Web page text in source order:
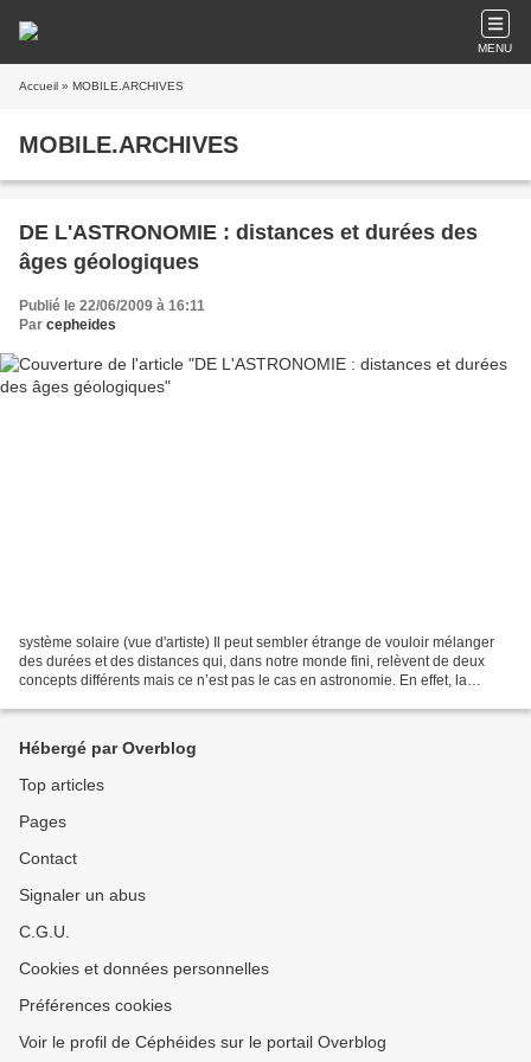
MENU
Accueil » MOBILE.ARCHIVES
MOBILE.ARCHIVES
DE L'ASTRONOMIE : distances et durées des
âges géologiques
Publié le 22/06/2009 à 16:11
Par cepheides
système solaire (vue d'artiste) Il peut sembler étrange de vouloir mélanger
des durées et des distances qui, dans notre monde fini, relèvent de deux
concepts différents mais ce n’est pas le cas en astronomie. En effet, la
Hébergé par Overblog
Top articles
Pages
Contact
Signaler un abus
C.G.U.
Cookies et données personnelles
Préférences cookies
Voir le profil de Céphéides sur le portail Overblog